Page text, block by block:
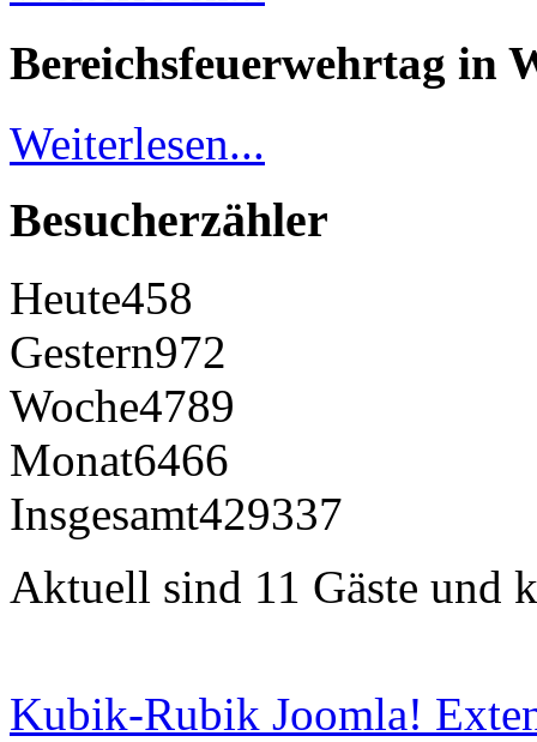
Bereichsfeuerwehrtag in
Weiterlesen...
Besucherzähler
Heute458
Gestern972
Woche4789
Monat6466
Insgesamt429337
Aktuell sind 11 Gäste und
Kubik-Rubik Joomla!